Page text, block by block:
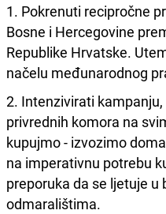
1. Pokrenuti recipročne
Bosne i Hercegovine
Republike Hrvatske.
načelu međunarodnog
2. Intenzivirati
privrednih komora na
kupujmo - izvozimo
na imperativnu potrebu
preporuka da se ljetuje
odmaralištima.